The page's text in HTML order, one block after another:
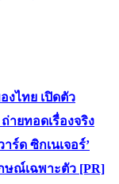
งไทย เปิดตัว
ายทอดเรื่องจริง
ร์ด ซิกเนเจอร์’
ณ์เฉพาะตัว [PR]